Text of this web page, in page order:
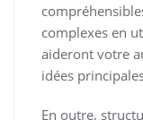
complexes en
aideront votre
idées
En outre,